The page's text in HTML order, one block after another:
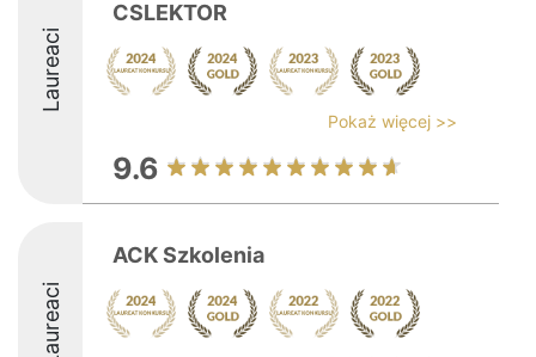
Laureaci
CSLEKTOR
Pokaż więcej >>
9.6
Laureaci
ACK Szkolenia